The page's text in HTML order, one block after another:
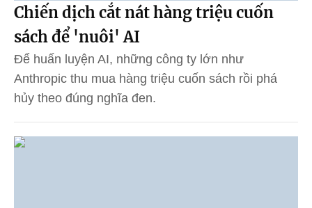
Chiến dịch cắt nát hàng triệu cuốn
sách để 'nuôi' AI
Để huấn luyện AI, những công ty lớn như
Anthropic thu mua hàng triệu cuốn sách rồi phá
hủy theo đúng nghĩa đen.